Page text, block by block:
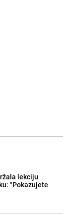
lekciju
"Pokazujete